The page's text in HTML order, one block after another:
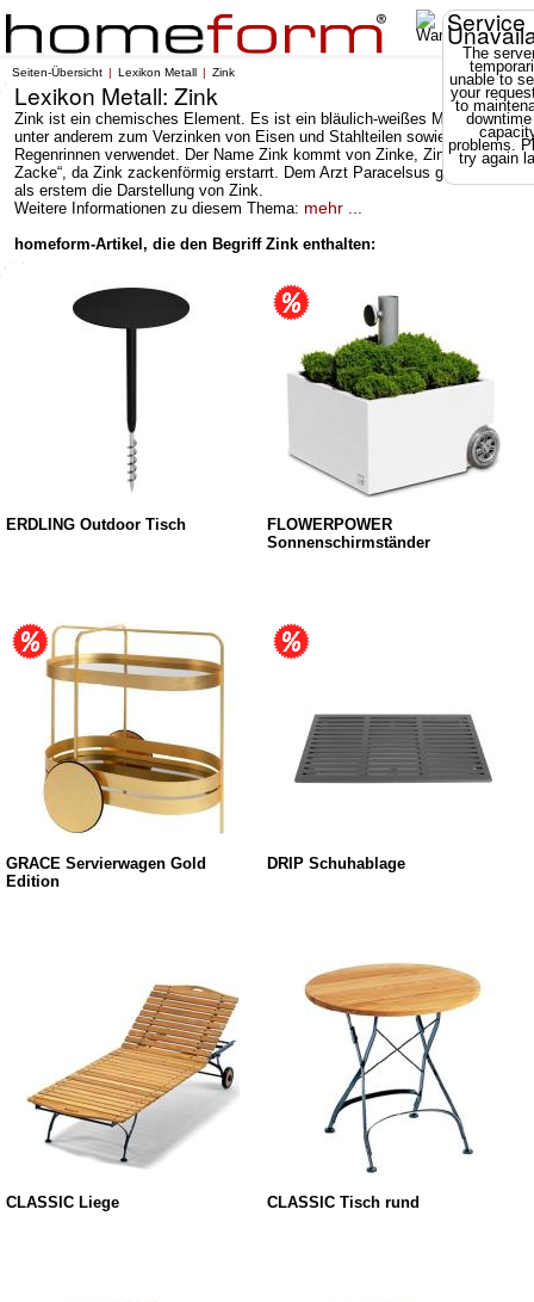
Service
The
unable to
your
to
problems.
try again
Seiten-Übersicht Lexikon Metall Zink
Lexikon Metall: Zink
Zink ist ein chemisches Element. Es ist ein bläulich-weißes Metall und wird
unter anderem zum Verzinken von Eisen und Stahlteilen sowie für
Regenrinnen verwendet. Der Name Zink kommt von Zinke, Zind „Zahn,
Zacke“, da Zink zackenförmig erstarrt. Dem Arzt Paracelsus gelang 1520
als erstem die Darstellung von Zink.
Weitere Informationen zu diesem Thema: mehr ...
homeform-Artikel, die den Begriff Zink enthalten:
ERDLING Outdoor Tisch
FLOWERPOWER
Sonnenschirmständer
GRACE Servierwagen Gold
Edition
DRIP Schuhablage
CLASSIC Liege CLASSIC Tisch rund